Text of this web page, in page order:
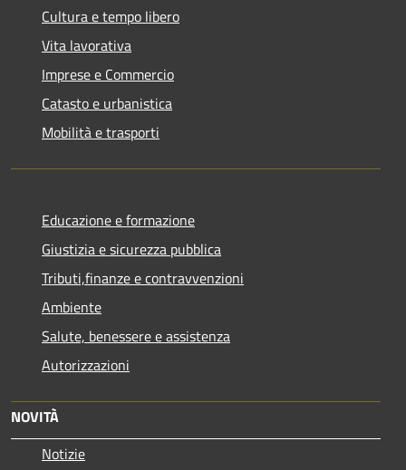
Cultura e tempo libero
Vita lavorativa
Imprese e Commercio
Catasto e urbanistica
Mobilità e trasporti
Educazione e formazione
Giustizia e sicurezza pubblica
Tributi,finanze e contravvenzioni
Ambiente
Salute, benessere e assistenza
Autorizzazioni
NOVITÀ
Notizie